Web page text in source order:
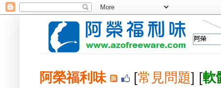
阿榮福利味 [常見問題] [軟